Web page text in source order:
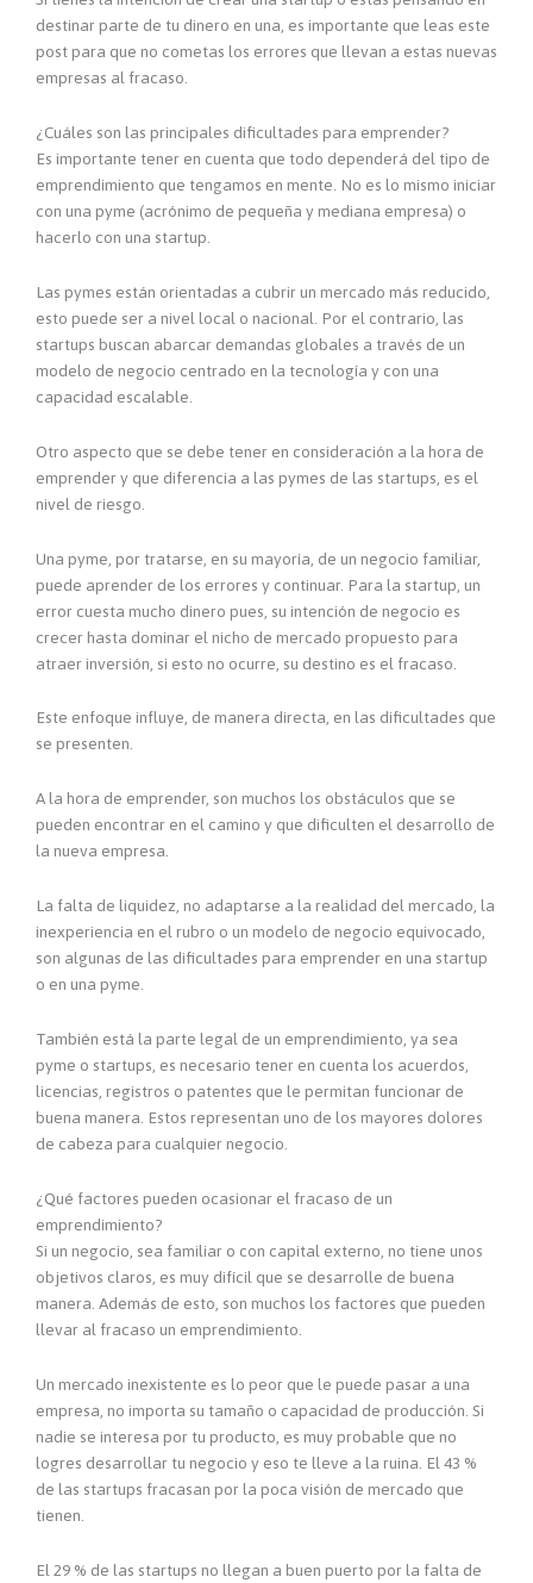
destinar parte de tu dinero en una, es importante que leas este
post para que no cometas los errores que llevan a estas nuevas
empresas al fracaso.
¿Cuáles son las principales dificultades para emprender?
Es importante tener en cuenta que todo dependerá del tipo de
emprendimiento que tengamos en mente. No es lo mismo iniciar
con una pyme (acrónimo de pequeña y mediana empresa) o
hacerlo con una startup.
Las pymes están orientadas a cubrir un mercado más reducido,
esto puede ser a nivel local o nacional. Por el contrario, las
startups buscan abarcar demandas globales a través de un
modelo de negocio centrado en la tecnología y con una
capacidad escalable.
Otro aspecto que se debe tener en consideración a la hora de
emprender y que diferencia a las pymes de las startups, es el
nivel de riesgo.
Una pyme, por tratarse, en su mayoría, de un negocio familiar,
puede aprender de los errores y continuar. Para la startup, un
error cuesta mucho dinero pues, su intención de negocio es
crecer hasta dominar el nicho de mercado propuesto para
atraer inversión, si esto no ocurre, su destino es el fracaso.
Este enfoque influye, de manera directa, en las dificultades que
se presenten.
A la hora de emprender, son muchos los obstáculos que se
pueden encontrar en el camino y que dificulten el desarrollo de
la nueva empresa.
La falta de liquidez, no adaptarse a la realidad del mercado, la
inexperiencia en el rubro o un modelo de negocio equivocado,
son algunas de las dificultades para emprender en una startup
o en una pyme.
También está la parte legal de un emprendimiento, ya sea
pyme o startups, es necesario tener en cuenta los acuerdos,
licencias, registros o patentes que le permitan funcionar de
buena manera. Estos representan uno de los mayores dolores
de cabeza para cualquier negocio.
¿Qué factores pueden ocasionar el fracaso de un
emprendimiento?
Si un negocio, sea familiar o con capital externo, no tiene unos
objetivos claros, es muy difícil que se desarrolle de buena
manera. Además de esto, son muchos los factores que pueden
llevar al fracaso un emprendimiento.
Un mercado inexistente es lo peor que le puede pasar a una
empresa, no importa su tamaño o capacidad de producción. Si
nadie se interesa por tu producto, es muy probable que no
logres desarrollar tu negocio y eso te lleve a la ruina. El 43 %
de las startups fracasan por la poca visión de mercado que
tienen.
El 29 % de las startups no llegan a buen puerto por la falta de